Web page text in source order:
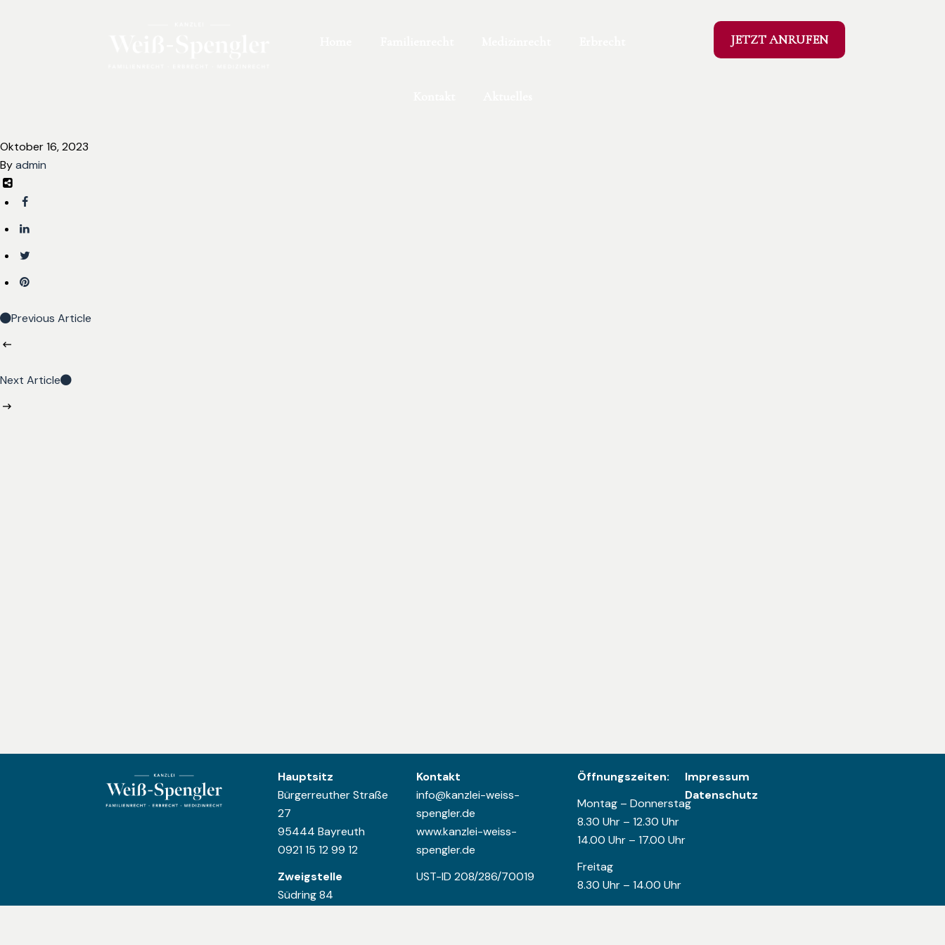
JETZT ANRUFEN
Oktober 16, 2023
Byadmin
Previous Article
Next Article
Hauptsitz
Bürgerreuther Straße
27
95444 Bayreuth
0921 15 12 99 12
Zweigstelle
Südring 84
Kontakt
info@kanzlei-weiss-
spengler.de
www.kanzlei-weiss-
spengler.de
UST-ID 208/286/70019
Öffnungszeiten:
Montag – Donnerstag
8.30 Uhr – 12.30 Uhr
14.00 Uhr – 17.00 Uhr
Freitag
8.30 Uhr – 14.00 Uhr
Impressum
Datenschutz